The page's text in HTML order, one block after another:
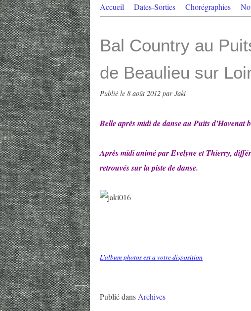
Accueil Dates-Sorties Chorégraphies
Bal Country au
de Beaulieu sur
Publié le 8 août 2012 par Jaki
Belle après midi de danse au Puits d'Havenat
Après midi animé par Evelyne et Thierry,
retrouvés sur la piste de danse.
L'album photos est a votre disposition
Publié dans Archives